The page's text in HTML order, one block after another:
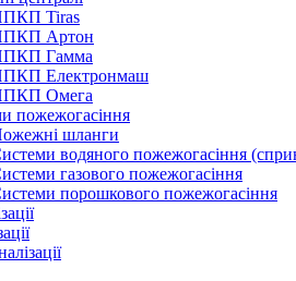
Tiras
Артон
Гамма
Електронмаш
Омега
пожежогасіння
шланги
водяного пожежогасіння
газового пожежогасіння
порошкового пожежогасіння